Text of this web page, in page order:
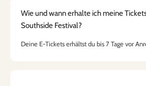
Wie und wann erhalte ich meine
Southside Festival?
Deine E-Tickets erhältst du bis 7 Tage vor